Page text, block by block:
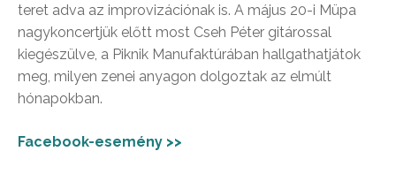
teret adva az improvizációnak is. A május 20-i Müpa
nagykoncertjük előtt most Cseh Péter gitárossal
kiegészülve, a Piknik Manufaktúrában hallgathatjátok
meg, milyen zenei anyagon dolgoztak az elmúlt
hónapokban.
Facebook-esemény >>